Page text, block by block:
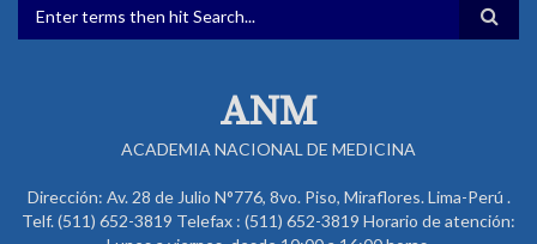
FORMULARIO DE BÚSQUEDA
ANM
ACADEMIA NACIONAL DE MEDICINA
Dirección: Av. 28 de Julio N°776, 8vo. Piso, Miraflores. Lima-Perú .
Telf. (511) 652-3819 Telefax : (511) 652-3819 Horario de atención: